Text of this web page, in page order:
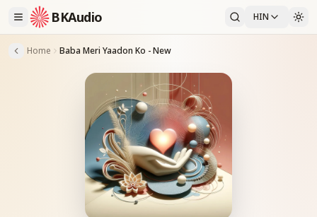
BKAudio HIN
Home Baba Meri Yaadon Ko - New